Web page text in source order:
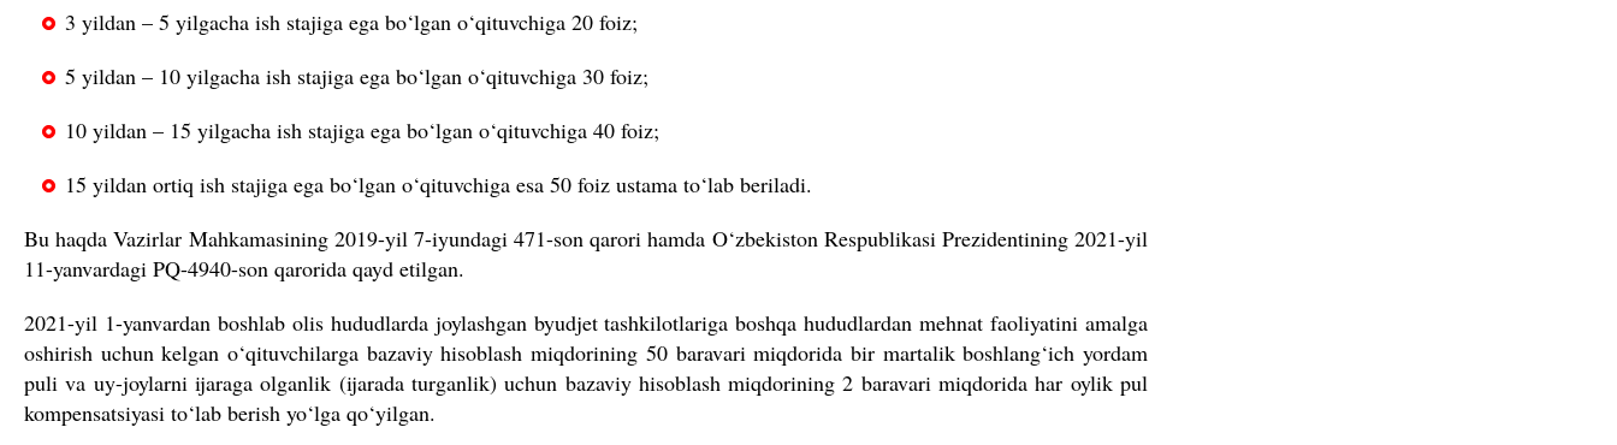
3 yildan – 5 yilgacha ish stajiga ega bo‘lgan o‘qituvchiga 20 foiz;
5 yildan – 10 yilgacha ish stajiga ega bo‘lgan o‘qituvchiga 30 foiz;
10 yildan – 15 yilgacha ish stajiga ega bo‘lgan o‘qituvchiga 40 foiz;
15 yildan ortiq ish stajiga ega bo‘lgan o‘qituvchiga esa 50 foiz ustama to‘lab beriladi.
Bu haqda Vazirlar Mahkamasining 2019-yil 7-iyundagi 471-son qarori hamda O‘zbekiston Respublikasi Prezidentining 2021-yil
11-yanvardagi PQ-4940-son qarorida qayd etilgan.
2021-yil 1-yanvardan boshlab olis hududlarda joylashgan byudjet tashkilotlariga boshqa hududlardan mehnat faoliyatini amalga
oshirish uchun kelgan o‘qituvchilarga bazaviy hisoblash miqdorining 50 baravari miqdorida bir martalik boshlang‘ich yordam
puli va uy-joylarni ijaraga olganlik (ijarada turganlik) uchun bazaviy hisoblash miqdorining 2 baravari miqdorida har oylik pul
kompensatsiyasi to‘lab berish yo‘lga qo‘yilgan.